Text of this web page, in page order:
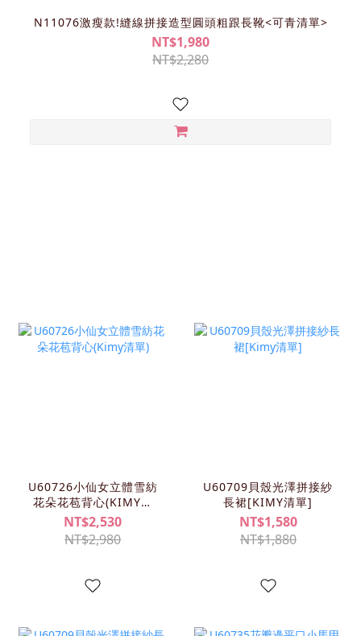
N11076激瘦款!縫線拼接造型圓頭粗跟長靴<可青清單>
NT$1,980
NT$2,280
U60726小仙女立體雪紡
花朵花苞背心(KIMY清
單)
NT$2,530
NT$2,980
U60709貝殼光澤拼接紗
長裙[KIMY清單]
NT$1,580
NT$1,880